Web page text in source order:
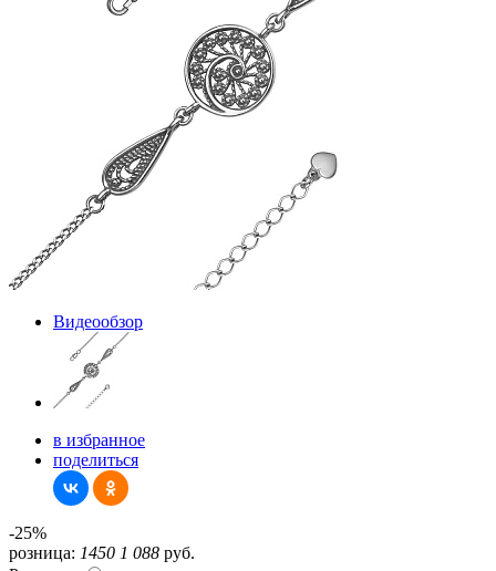
Видеообзор
в избранное
поделиться
-25%
розница: 1450 1 088 руб.